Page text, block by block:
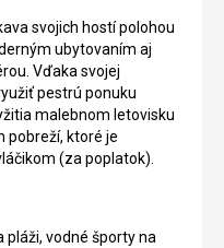
svojich hostí polohou
ubytovaním aj
Vďaka svojej
pestrú ponuku
malebnom letovisku
pobreží, ktoré je
(za poplatok).
pláži, vodné športy na